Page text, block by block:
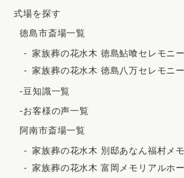
2023年10月
2023年9月
2023年8月
2023年7月
2023年6月
2023年3月
式場を探す
徳島市斎場一覧
家族葬の花水木 徳島鮎喰セレモニ
家族葬の花水木 徳島八万セレモニ
-豆知識一覧
-お客様の声一覧
阿南市斎場一覧
家族葬の花水木 別邸あなん福村メ
家族葬の花水木 富岡メモリアルホ